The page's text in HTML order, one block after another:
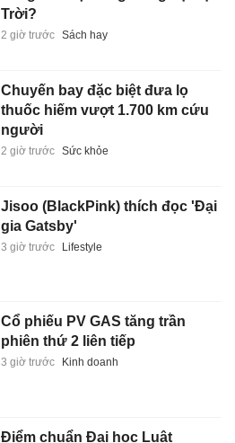
Trời?
2 giờ trước Sách hay
Chuyến bay đặc biệt đưa lọ
thuốc hiếm vượt 1.700 km cứu
người
2 giờ trước Sức khỏe
Jisoo (BlackPink) thích đọc 'Đại
gia Gatsby'
3 giờ trước Lifestyle
Cổ phiếu PV GAS tăng trần
phiên thứ 2 liên tiếp
3 giờ trước Kinh doanh
Điểm chuẩn Đại học Luật